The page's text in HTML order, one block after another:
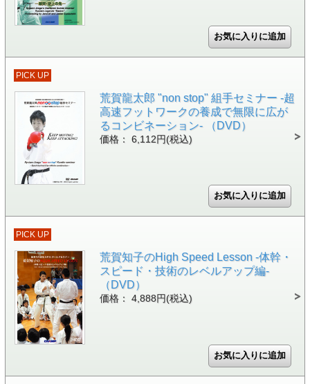
PICK UP
荒賀龍太郎 "non stop" 組手セミナー -超
高速フットワークの養成で無限に広が
るコンビネーション- （DVD）
価格： 6,112円(税込)
PICK UP
荒賀知子のHigh Speed Lesson -体幹・
スピード・技術のレベルアップ編-
（DVD）
価格： 4,888円(税込)